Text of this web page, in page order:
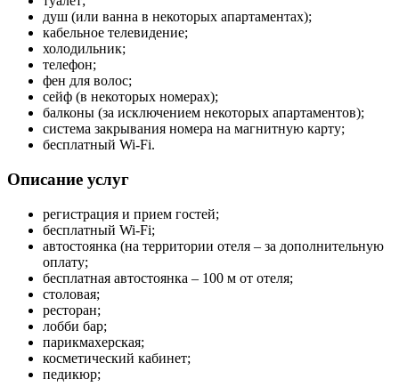
душ (или ванна в некоторых апартаментах);
кабельное телевидение;
холодильник;
телефон;
фен для волос;
сейф (в некоторых номерах);
балконы (за исключением некоторых апартаментов);
система закрывания номера на магнитную карту;
бесплатный Wi-Fi.
Описание услуг
регистрация и прием гостей;
бесплатный Wi-Fi;
автостоянка (на территории отеля – за дополнительную
оплату;
бесплатная автостоянка – 100 м от отеля;
столовая;
ресторан;
лобби бар;
парикмахерская;
косметический кабинет;
педикюр;